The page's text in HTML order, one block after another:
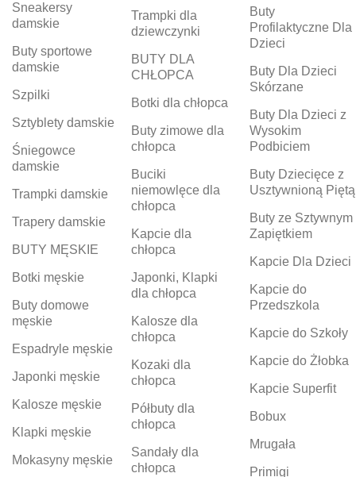
Sneakersy
damskie
Buty sportowe
damskie
Szpilki
Sztyblety damskie
Śniegowce
damskie
Trampki damskie
Trapery damskie
BUTY MĘSKIE
Botki męskie
Buty domowe
męskie
Espadryle męskie
Japonki męskie
Kalosze męskie
Klapki męskie
Mokasyny męskie
Trampki dla
dziewczynki
BUTY DLA
CHŁOPCA
Botki dla chłopca
Buty zimowe dla
chłopca
Buciki
niemowlęce dla
chłopca
Kapcie dla
chłopca
Japonki, Klapki
dla chłopca
Kalosze dla
chłopca
Kozaki dla
chłopca
Półbuty dla
chłopca
Sandały dla
chłopca
Buty
Profilaktyczne Dla
Dzieci
Buty Dla Dzieci
Skórzane
Buty Dla Dzieci z
Wysokim
Podbiciem
Buty Dziecięce z
Usztywnioną Piętą
Buty ze Sztywnym
Zapiętkiem
Kapcie Dla Dzieci
Kapcie do
Przedszkola
Kapcie do Szkoły
Kapcie do Żłobka
Kapcie Superfit
Bobux
Mrugała
Primigi